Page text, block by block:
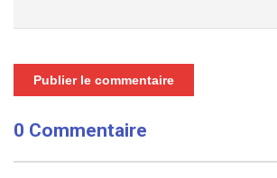
Publier le commentaire
0 Commentaire